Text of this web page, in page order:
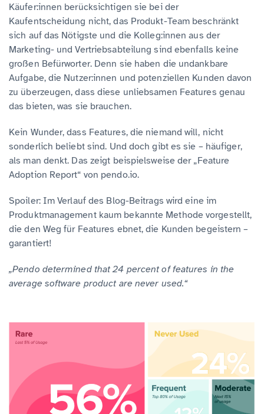
Käufer:innen berücksichtigen sie bei der
Kaufentscheidung nicht, das Produkt-Team beschränkt
sich auf das Nötigste und die Kolleg:innen aus der
Marketing- und Vertriebsabteilung sind ebenfalls keine
großen Befürworter. Denn sie haben die undankbare
Aufgabe, die Nutzer:innen und potenziellen Kunden davon
zu überzeugen, dass diese unliebsamen Features genau
das bieten, was sie brauchen.
Kein Wunder, dass Features, die niemand will, nicht
sonderlich beliebt sind. Und doch gibt es sie – häufiger,
als man denkt. Das zeigt beispielsweise der „Feature
Adoption Report“ von pendo.io.
Spoiler: Im Verlauf des Blog-Beitrags wird eine im
Produktmanagement kaum bekannte Methode vorgestellt,
die den Weg für Features ebnet, die Kunden begeistern –
garantiert!
„Pendo determined that 24 percent of features in the
average software product are never used.“